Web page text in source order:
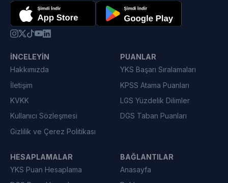
İNCELEYIN
Hakkımızda
İletişim
KVKK
Kullanıcı Sözleşmesi
Gizlilik ve Çerez Politikası
PUANLAR
YKS Başarı Sıralamaları
KPSS Atama Puanları
LGS Yüzdelik Dilimler
DGS Taban Puanları
HESAPLAMALAR
YKS Puan Hesaplama
BAĞLANTILAR
Anasayfa